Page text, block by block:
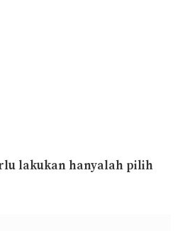
lakukan hanyalah pilih